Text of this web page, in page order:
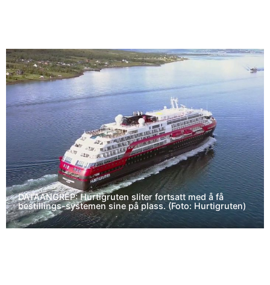
DATAANGREP: Hurtigruten sliter fortsatt med å få
bestillings-systemen sine på plass. (Foto: Hurtigruten)